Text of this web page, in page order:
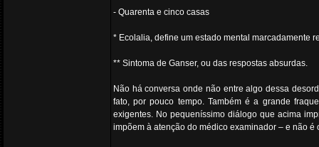
- Quarenta e cinco casas
* Ecolalia, define um estado mental marcadamente
** Sintoma de Ganser, ou das respostas absurdas.
Não há conversa onde não entre algo dessa
fato, por pouco tempo. Também é a grande
exigentes. No pequeníssimo diálogo que acima
impõem à atenção do médico examinador – e não